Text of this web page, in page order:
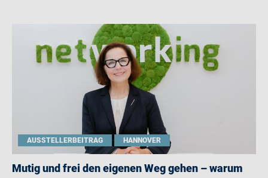
AUSSTELLERBEITRAG HANNOVER
Mutig und frei den eigenen Weg gehen – warum